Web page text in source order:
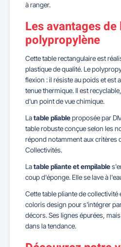
à ranger.
Les avantages
polypropylène
Cette table rectangulaire est
plastique de qualité. Le
flexion : il résiste au poids et est
tenue thermique. Il est
d'un point de vue chimique.
Latable pliableproposée par
table robuste conçue selon les
répond notamment aux critères
Collectivités.
Latable pliante et empilable
coup d'éponge. Elle se lave à
Cette table pliante de collectivité
coloris design pour s'intégrer
décors. Ses lignes épurées,
dans la tendance.